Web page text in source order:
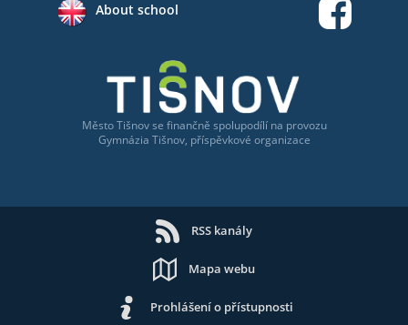
About school
Město Tišnov se finančně spolupodílí na provozu
Gymnázia Tišnov, příspěvkové organizace
RSS kanály
Mapa webu
Prohlášení o přístupnosti